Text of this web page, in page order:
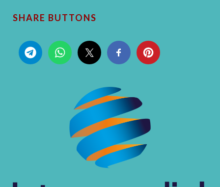
SHARE BUTTONS